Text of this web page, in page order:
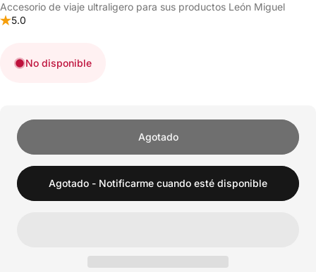
Accesorio de viaje ultraligero para sus productos León Miguel
5.0
No disponible
Agotado
Agotado - Notificarme cuando esté disponible